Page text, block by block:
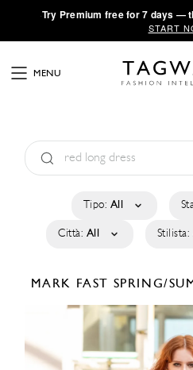
·Try Premium free for 7 days —
START
MENU
Tipo: All
Città: All Stilista:
MARK FAST SPRING/